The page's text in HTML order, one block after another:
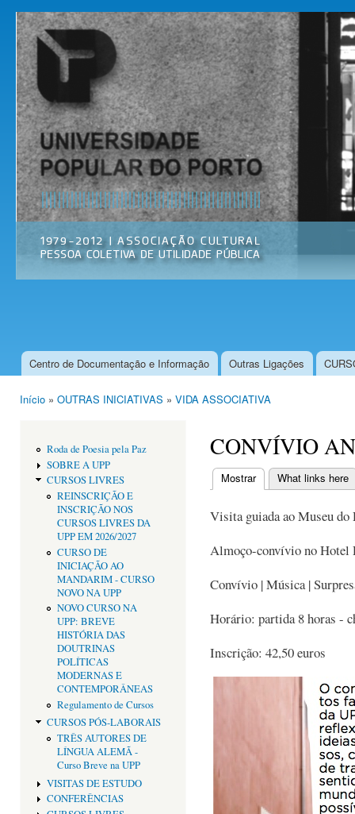
Universidade
Popular do
Porto
Associação
Cultural
Menu principal
Centro de Documentação e Informação Outras Ligações
Início » OUTRAS INICIATIVAS » VIDA ASSOCIATIVA
Roda de Poesia pela Paz
SOBRE A UPP
CURSOS LIVRES
REINSCRIÇÃO E
INSCRIÇÃO NOS
CURSOS LIVRES DA
UPP EM 2026/2027
CURSO DE
INICIAÇÃO AO
MANDARIM - CURSO
NOVO NA UPP
NOVO CURSO NA
UPP: BREVE
HISTÓRIA DAS
DOUTRINAS
POLÍTICAS
MODERNAS E
CONTEMPORÂNEAS
Regulamento de Cursos
CURSOS PÓS-LABORAIS
TRÊS AUTORES DE
LÍNGUA ALEMÃ -
Curso Breve na UPP
VISITAS DE ESTUDO
CONFERÊNCIAS
CONVÍVIO
Separadores
Mostrar(separador ativo)
What links here
Visita guiada ao Museu do
Almoço-convívio no
Convívio | Música |
Horário: partida 8 horas -
Inscrição: 42,50 euros